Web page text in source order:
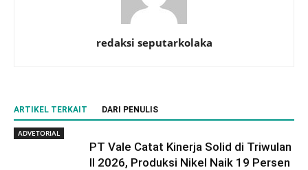
redaksi seputarkolaka
ARTIKEL TERKAIT DARI PENULIS
ADVETORIAL
PT Vale Catat Kinerja Solid di Triwulan
II 2026, Produksi Nikel Naik 19 Persen